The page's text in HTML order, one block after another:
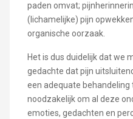
paden omvat;
(lichamelijke) pijn
organische oorzaak.
Het is dus duidelijk dat we
gedachte dat pijn
een adequate behandeling
noodzakelijk om al deze
emoties, gedachten en